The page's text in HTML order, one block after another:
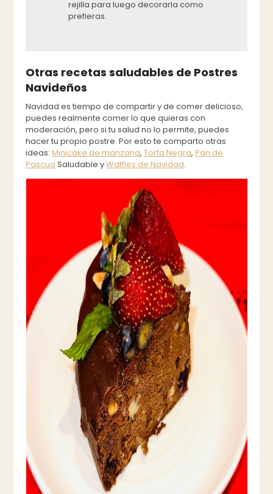
rejilla para luego decorarla como
prefieras.
Otras recetas saludables de Postres
Navideños
Navidad es tiempo de compartir y de comer delicioso,
puedes realmente comer lo que quieras con
moderación, pero si tu salud no lo permite, puedes
hacer tu propio postre. Por esto te comparto otras
ideas:Minicake de manzana,Torta Negra,Pan de
Pascua Saludable yWaffles de Navidad.